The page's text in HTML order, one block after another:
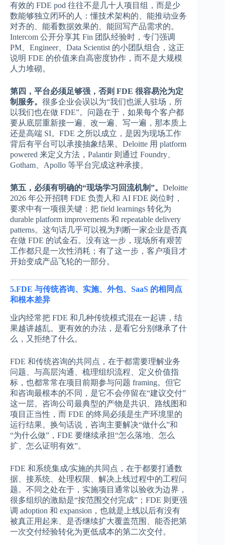
有效的 FDE pod 往往不是几十人项目组，而是少
数能够独立闭环的人：懂技术架构的、能推动业务
对齐的、能看数据效果的、能回写产品需求的。
Intercom 公开分享其 Fin 团队经验时，专门强调
PM、Engineer、Data Scientist 的小团队组合，这正
说明 FDE 的价值来自高密度协作，而不是大规模
人力堆砌。
第四，平台必须足够强，否则 FDE 很容易沦为定
制服务。 很多企业会误以为“我们也派人驻场，所
以我们也在做 FDE”。问题在于，如果每个客户都
要从底层重新接一遍、改一遍、写一遍，那本质上
还是高端 SI。FDE 之所以成立，是因为现场工作
背后有平台可以承接抽象结果。Deloitte 用 platform
powered 来定义方法，Palantir 则通过 Foundry、
Gotham、Apollo 等平台完成这种承接。
第五，必须有明确的“现场学习回流机制”。 Deloitte
2026 年公开招聘 FDE 负责人和 AI FDE 岗位时，
要求中有一项很关键：把 field learnings 转化为
durable platform improvements 和 repeatable delivery
patterns。这句话几乎可以视为判断一家企业是否真
在做 FDE 的试金石。没有这一步，现场所有艰苦
工作都只是一次性消耗；有了这一步，客户项目才
开始变成产品飞轮的一部分。
5.FDE 与传统咨询、实施、外包、SaaS 的相同点
和根本差异
业内经常把 FDE 和几种传统模式混在一起讲，结
果越讲越乱。更有效的办法，是看它分别继承了什
么，又拒绝了什么。
FDE 和传统咨询的共同点，在于都需要理解业务
问题、与高层沟通、梳理组织流程、定义价值指
标，也都常常在项目前期参与问题 framing。但它
和咨询最根本的不同，是它不会停留在“建议交付”
这一层。咨询公司最典型的产物是共识、路线图和
项目正当性，而 FDE 的终局必须是生产环境里的
运行结果。换句话说，咨询主要解决“做什么”和
“为什么做”，FDE 要继续承担“怎么落地、怎么
扩、怎么证明有效”。
FDE 和系统集成/实施的共同点，在于都要打通数
据、接系统、处理权限、解决上线过程中的工程问
题。不同之处在于，实施项目通常以验收为边界，
很多组织的激励是“按范围交付完成”；FDE 则更强
调 adoption 和 expansion，也就是上线以后有没有
被真正用起来、是否继续扩大覆盖范围、能否把第
一次交付经验转化为更低成本的第二次交付。